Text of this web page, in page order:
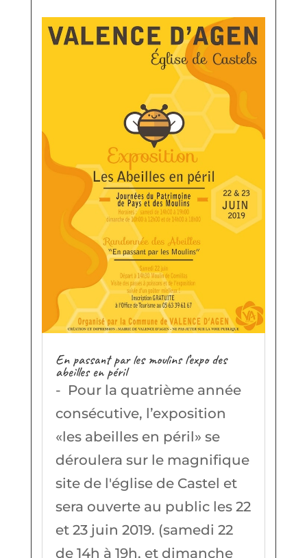
En passant par les moulins l’expo des
abeilles en péril
- Pour la quatrième année
consécutive, l’exposition
«les abeilles en péril» se
déroulera sur le magnifique
site de l'église de Castel et
sera ouverte au public les 22
et 23 juin 2019. (samedi 22
de 14h à 19h, et dimanche